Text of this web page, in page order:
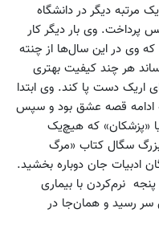
1981 و 1988 سگال یک مرتبه دیگر در دانشگاه
پرداخت. وی بار دیگر کار
وی در این سال‌ها از چنته
هر چند کیفیت بهتری
اریک دست پا کند. وی ابتدا
اولیور» را نوشت (1977) که ادامه قصه عشق بود و سپس
«پزشکان» که هیچ‌یک
بزرگ سگال کتاب «مرگ
بزرگان ادبیات جان دوباره بخشید.
نرم‌کردن با بیماری
پیش اجلش سر رسید و همان‌جا در